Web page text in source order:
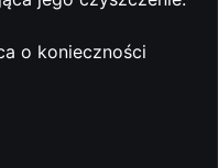
o konieczności